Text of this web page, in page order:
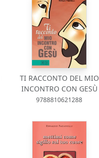
TI RACCONTO DEL MIO
INCONTRO CON GESÙ
9788810621288